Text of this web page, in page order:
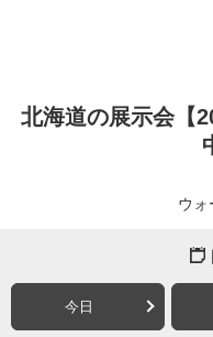
北海道の展示会【
ウォ
今日